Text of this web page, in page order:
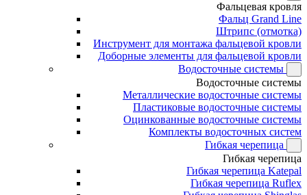
Фальцевая кровля
Фальц Grand Line
Штрипс (отмотка)
Инструмент для монтажа фальцевой кровли
Доборные элементы для фальцевой кровли
Водосточные системы
Водосточные системы
Металлические водосточные системы
Пластиковые водосточные системы
Оцинкованные водосточные системы
Комплекты водосточных систем
Гибкая черепица
Гибкая черепица
Гибкая черепица Katepal
Гибкая черепица Ruflex